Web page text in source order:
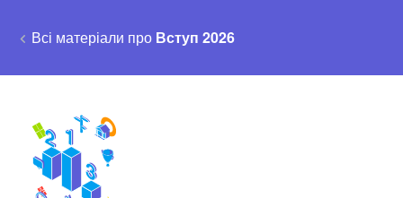
Всі матеріали про Вступ 2026